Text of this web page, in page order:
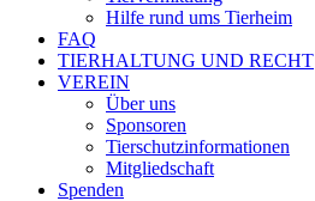
Hilfe rund ums Tierheim
FAQ
TIERHALTUNG UND RECHT
VEREIN
Über uns
Sponsoren
Tierschutzinformationen
Mitgliedschaft
Spenden